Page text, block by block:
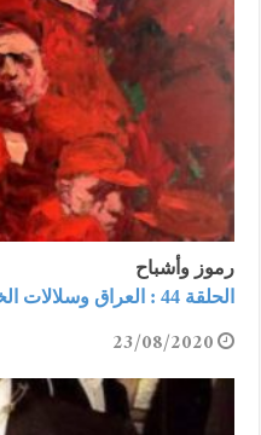
رموز وأشباح
الحلقة 44 : العراق وسلالات الخيانة
23/08/2020